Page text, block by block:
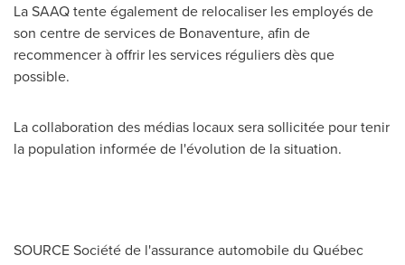
La SAAQ tente également de relocaliser les employés de
son centre de services de Bonaventure, afin de
recommencer à offrir les services réguliers dès que
possible.
La collaboration des médias locaux sera sollicitée pour tenir
la population informée de l'évolution de la situation.
SOURCE Société de l'assurance automobile du Québec